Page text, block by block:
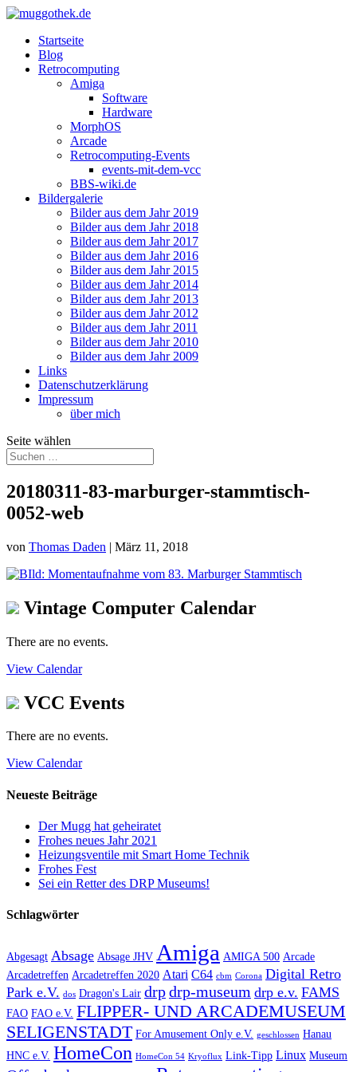
Startseite
Blog
Retrocomputing
Amiga
Software
Hardware
MorphOS
Arcade
Retrocomputing-Events
events-mit-dem-vcc
BBS-wiki.de
Bildergalerie
Bilder aus dem Jahr 2019
Bilder aus dem Jahr 2018
Bilder aus dem Jahr 2017
Bilder aus dem Jahr 2016
Bilder aus dem Jahr 2015
Bilder aus dem Jahr 2014
Bilder aus dem Jahr 2013
Bilder aus dem Jahr 2012
Bilder aus dem Jahr 2011
Bilder aus dem Jahr 2010
Bilder aus dem Jahr 2009
Links
Datenschutzerklärung
Impressum
über mich
Seite wählen
20180311-83-marburger-stammtisch-
0052-web
von Thomas Daden | März 11, 2018
Vintage Computer Calendar
There are no events.
View Calendar
VCC Events
There are no events.
View Calendar
Neueste Beiträge
Der Mugg hat geheiratet
Frohes neues Jahr 2021
Heizungsventile mit Smart Home Technik
Frohes Fest
Sei ein Retter des DRP Museums!
Schlagwörter
Abgesagt Absage Absage JHV Amiga AMIGA 500 Arcade
Arcadetreffen Arcadetreffen 2020 Atari C64 cbm Corona Digital Retro
Park e.V. dos Dragon's Lair drpdrp-museum drp e.v. FAMS
FAO FAO e.V. FLIPPER- UND ARCADEMUSEUM
SELIGENSTADT For Amusement Only e.V. geschlossen Hanau
HNC e.V. HomeCon HomeCon 54 Kryoflux Link-Tipp Linux Museum